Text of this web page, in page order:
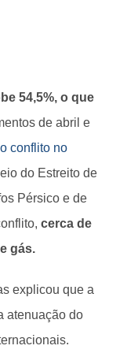
54,5%, o que
de abril e
conflito no
do Estreito de
Pérsico e de
cerca de
gás.
explicou que a
atenuação do